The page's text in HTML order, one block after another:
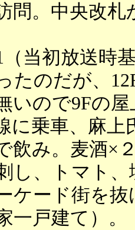
。中央改札
当初放送時
たのだが、
いので9Fの
乗車、麻上
み。麦酒×
し、トマト
ード街を抜
一戸建て）。